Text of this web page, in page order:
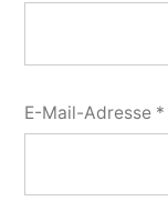
E-Mail-Adresse *